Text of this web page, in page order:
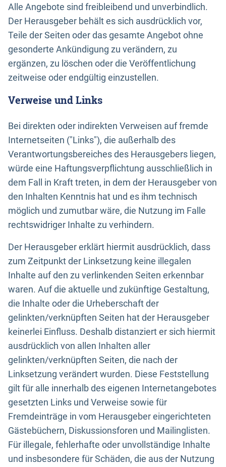
Alle Angebote sind freibleibend und unverbindlich.
Der Herausgeber behält es sich ausdrücklich vor,
Teile der Seiten oder das gesamte Angebot ohne
gesonderte Ankündigung zu verändern, zu
ergänzen, zu löschen oder die Veröffentlichung
zeitweise oder endgültig einzustellen.
Verweise und Links
Bei direkten oder indirekten Verweisen auf fremde
Internetseiten ("Links"), die außerhalb des
Verantwortungsbereiches des Herausgebers liegen,
würde eine Haftungsverpflichtung ausschließlich in
dem Fall in Kraft treten, in dem der Herausgeber von
den Inhalten Kenntnis hat und es ihm technisch
möglich und zumutbar wäre, die Nutzung im Falle
rechtswidriger Inhalte zu verhindern.
Der Herausgeber erklärt hiermit ausdrücklich, dass
zum Zeitpunkt der Linksetzung keine illegalen
Inhalte auf den zu verlinkenden Seiten erkennbar
waren. Auf die aktuelle und zukünftige Gestaltung,
die Inhalte oder die Urheberschaft der
gelinkten/verknüpften Seiten hat der Herausgeber
keinerlei Einfluss. Deshalb distanziert er sich hiermit
ausdrücklich von allen Inhalten aller
gelinkten/verknüpften Seiten, die nach der
Linksetzung verändert wurden. Diese Feststellung
gilt für alle innerhalb des eigenen Internetangebotes
gesetzten Links und Verweise sowie für
Fremdeinträge in vom Herausgeber eingerichteten
Gästebüchern, Diskussionsforen und Mailinglisten.
Für illegale, fehlerhafte oder unvollständige Inhalte
und insbesondere für Schäden, die aus der Nutzung